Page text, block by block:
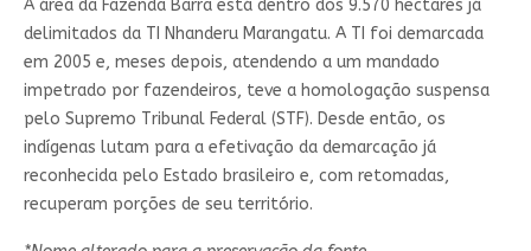
A área da Fazenda Barra está dentro dos 9.570 hectares já
delimitados da TI Nhanderu Marangatu. A TI foi demarcada
em 2005 e, meses depois, atendendo a um mandado
impetrado por fazendeiros, teve a homologação suspensa
pelo Supremo Tribunal Federal (STF). Desde então, os
indígenas lutam para a efetivação da demarcação já
reconhecida pelo Estado brasileiro e, com retomadas,
recuperam porções de seu território.